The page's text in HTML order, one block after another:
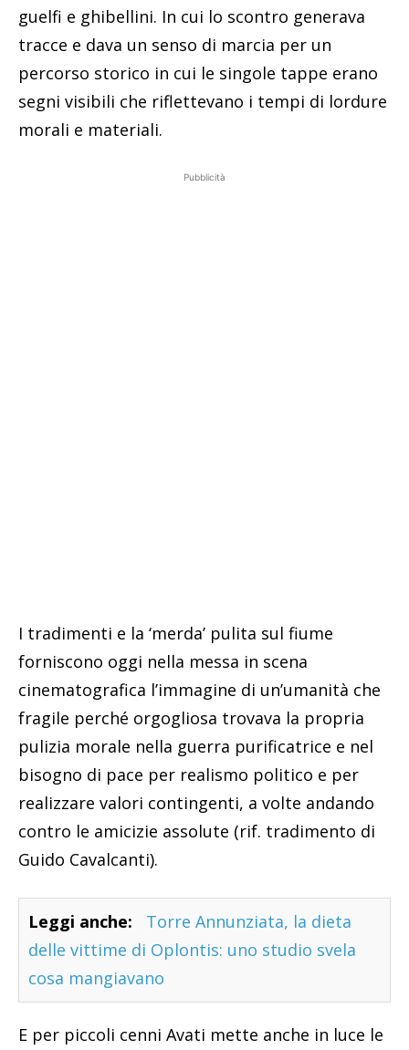
guelfi e ghibellini. In cui lo scontro generava
tracce e dava un senso di marcia per un
percorso storico in cui le singole tappe erano
segni visibili che riflettevano i tempi di lordure
morali e materiali.
Pubblicità
I tradimenti e la ‘merda’ pulita sul fiume
forniscono oggi nella messa in scena
cinematografica l’immagine di un’umanità che
fragile perché orgogliosa trovava la propria
pulizia morale nella guerra purificatrice e nel
bisogno di pace per realismo politico e per
realizzare valori contingenti, a volte andando
contro le amicizie assolute (rif. tradimento di
Guido Cavalcanti).
Leggi anche:
Torre Annunziata, la dieta
delle vittime di Oplontis: uno studio svela
cosa mangiavano
E per piccoli cenni Avati mette anche in luce le